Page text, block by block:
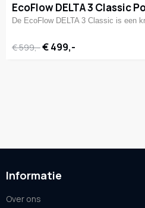
EcoFlow DELTA 3 Classic
De EcoFlow DELTA 3 Classic is een
€ 599,-€ 499,-
Informatie
Over ons